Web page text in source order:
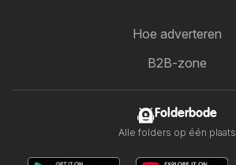
Hoe adverteren
B2B-zone
Folderbode
Alle folders op één plaats